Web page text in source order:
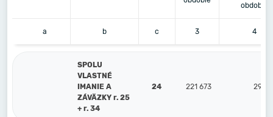
obdobie
a b c 3 4
SPOLU
VLASTNÉ
IMANIE A
ZÁVÄZKY r. 25
+ r. 34
24 221 673 292